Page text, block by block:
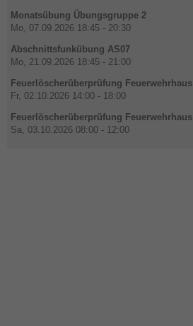
Monatsübung Übungsgruppe 2
Mo, 07.09.2026 18:45 - 20:30
Abschnittsfunkübung AS07
Mo, 21.09.2026 18:45 - 21:00
Feuerlöscherüberprüfung Feuerwehrhaus
Fr, 02.10.2026 14:00 - 18:00
Feuerlöscherüberprüfung Feuerwehrhaus
Sa, 03.10.2026 08:00 - 12:00